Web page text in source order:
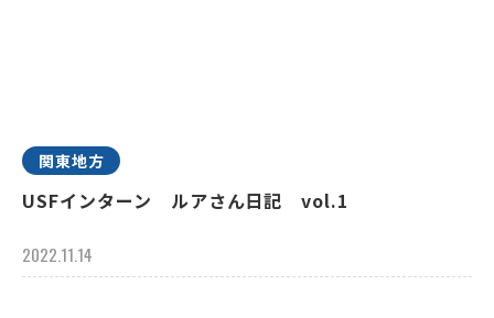
関東地方
USFインターン ルアさん日記 vol.1
2022.11.14